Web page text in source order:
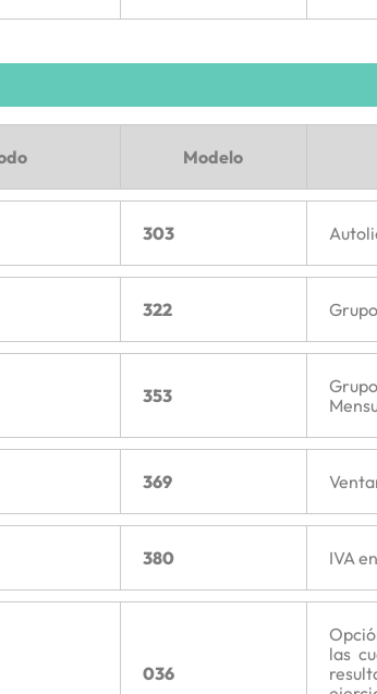
Modelo
303
322
353
369
380 IVA
036
las